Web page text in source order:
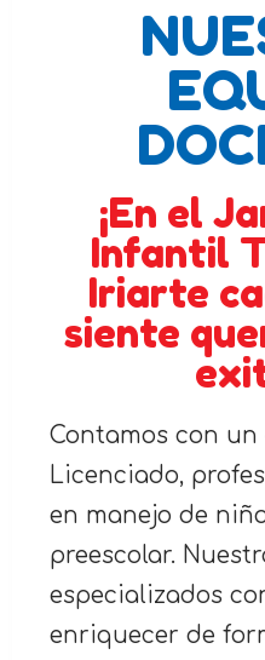
¡En el
Infantil
Iriarte
siente
Contamos con
Licenciado,
en manejo de
preescolar.
especializados
enriquecer de